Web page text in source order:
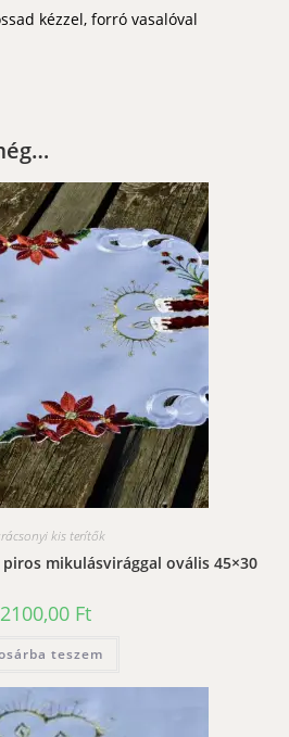
kézzel, forró vasalóval
kis terítők
mikulásvirággal ovális 45×30
2100,00 Ft
teszem